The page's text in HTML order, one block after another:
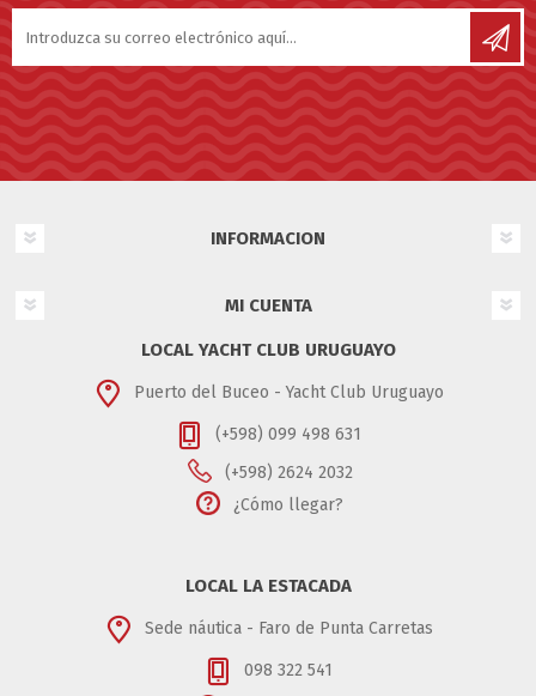
INFORMACION
MI CUENTA
LOCAL YACHT CLUB URUGUAYO
Puerto del Buceo - Yacht Club Uruguayo
(+598) 099 498 631
(+598) 2624 2032
¿Cómo llegar?
LOCAL LA ESTACADA
Sede náutica - Faro de Punta Carretas
098 322 541